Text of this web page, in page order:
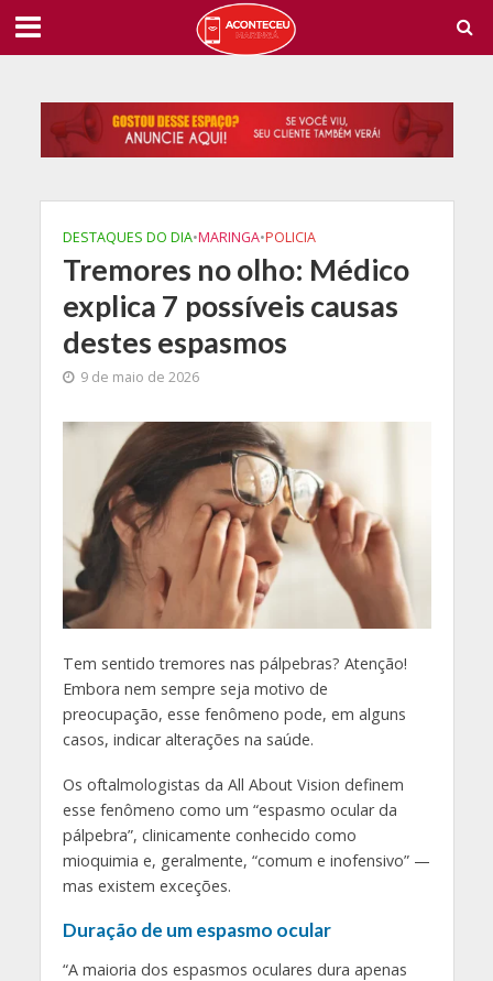
DESTAQUES DO DIA•MARINGA•POLICIA
Tremores no olho: Médico
explica 7 possíveis causas
destes espasmos
9 de maio de 2026
Tem sentido tremores nas pálpebras? Atenção!
Embora nem sempre seja motivo de
preocupação, esse fenômeno pode, em alguns
casos, indicar alterações na saúde.
Os oftalmologistas da All About Vision definem
esse fenômeno como um “espasmo ocular da
pálpebra”, clinicamente conhecido como
mioquimia e, geralmente, “comum e inofensivo” —
mas existem exceções.
Duração de um espasmo ocular
“A maioria dos espasmos oculares dura apenas